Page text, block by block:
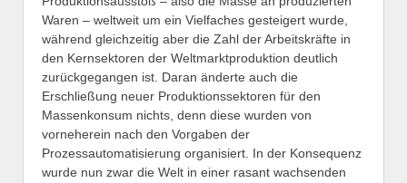
Waren – weltweit um ein Vielfaches gesteigert wurde,
während gleichzeitig aber die Zahl der Arbeitskräfte in
den Kernsektoren der Weltmarktproduktion deutlich
zurückgegangen ist. Daran änderte auch die
Erschließung neuer Produktionssektoren für den
Massenkonsum nichts, denn diese wurden von
vorneherein nach den Vorgaben der
Prozessautomatisierung organisiert. In der Konsequenz
wurde nun zwar die Welt in einer rasant wachsenden